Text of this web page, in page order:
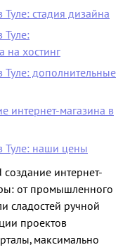
стадия дизайна
Туле:
на хостинг
Туле: дополнительные
интернет-магазина в
Туле: наши цены
интернет-
от промышленного
сладостей ручной
проектов
максимально